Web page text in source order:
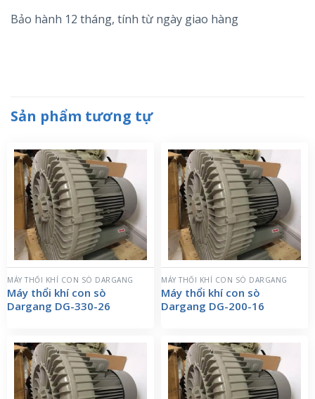
Bảo hành 12 tháng, tính từ ngày giao hàng
Sản phẩm tương tự
MÁY THỔI KHÍ CON SÒ DARGANG
Máy thổi khí con sò
Dargang DG-330-26
MÁY THỔI KHÍ CON SÒ DARGANG
Máy thổi khí con sò
Dargang DG-200-16